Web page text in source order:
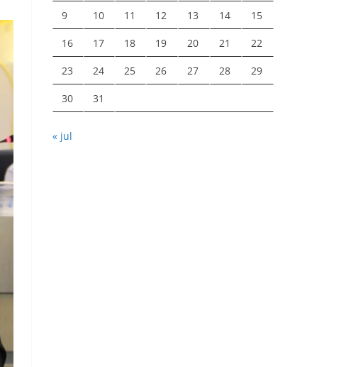
9 10 11 12 13 14 15
16 17 18 19 20 21 22
23 24 25 26 27 28 29
30 31
« jul